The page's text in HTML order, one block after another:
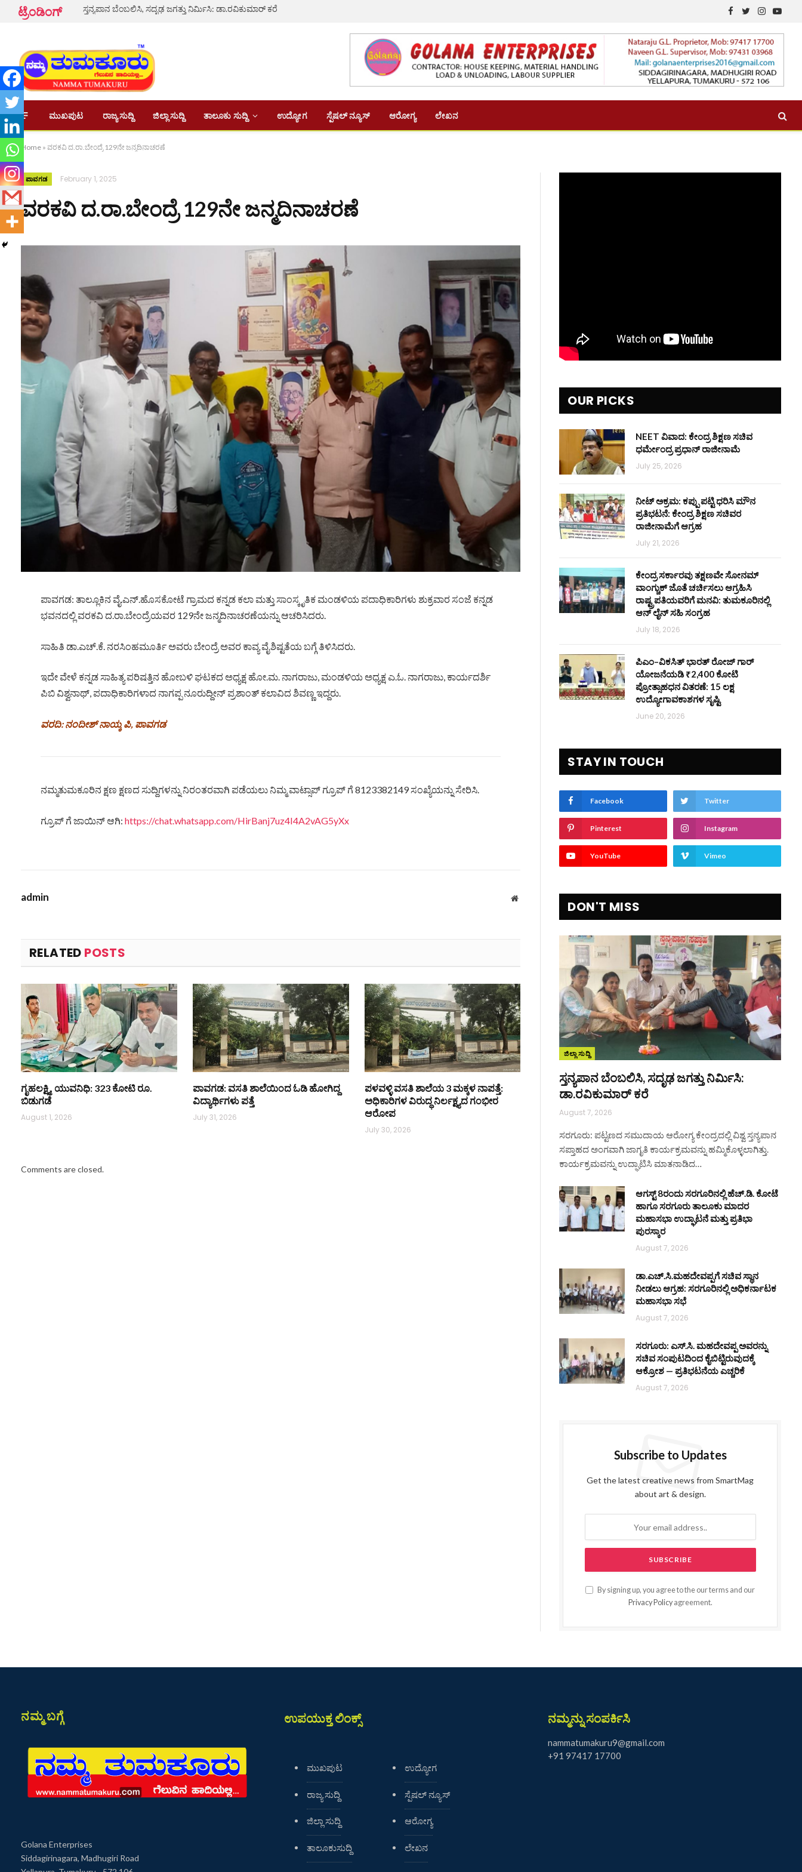
ಟ್ರೆಂಡಿಂಗ್ ಸ್ತನ್ಯಪಾನ ಬೆಂಬಲಿಸಿ, ಸದೃಢ ಜಗತ್ತು ನಿರ್ಮಿಸಿ: ಡಾ.ರವಿಕುಮಾರ್ ಕರೆ
Facebook
TwitterInstagram
ಮುಖಪುಟ ರಾಜ್ಯ ಸುದ್ದಿ ಜಿಲ್ಲಾ ಸುದ್ದಿ ತಾಲೂಕು ಸುದ್ದಿ ಉದ್ಯೋಗ ಸ್ಪೆಷಲ್ ನ್ಯೂಸ್ ಆರೋಗ್ಯ ಲೇಖನ
Home » ವರಕವಿ ದ.ರಾ.ಬೇಂದ್ರೆ 129ನೇ ಜನ್ಮದಿನಾಚರಣೆ
ಪಾವಗಡ February 1, 2025
ವರಕವಿ ದ.ರಾ.ಬೇಂದ್ರೆ 129ನೇ ಜನ್ಮದಿನಾಚರಣೆ
ಪಾವಗಡ: ತಾಲ್ಲೂಕಿನ ವೈ.ಎನ್.ಹೊಸಕೋಟೆ ಗ್ರಾಮದ ಕನ್ನಡ ಕಲಾ ಮತ್ತು ಸಾಂಸ್ಕೃತಿಕ ಮಂಡಳಿಯ ಪದಾಧಿಕಾರಿಗಳು ಶುಕ್ರವಾರ ಸಂಜೆ ಕನ್ನಡ
ಭವನದಲ್ಲಿ ವರಕವಿ ದ.ರಾ.ಬೇಂದ್ರೆಯವರ 129ನೇ ಜನ್ಮದಿನಾಚರಣೆಯನ್ನು ಆಚರಿಸಿದರು.
ಸಾಹಿತಿ ಡಾ.ಎಚ್.ಕೆ. ನರಸಿಂಹಮೂರ್ತಿ ಅವರು ಬೇಂದ್ರೆ ಅವರ ಕಾವ್ಯ ವೈಶಿಷ್ಟತೆಯ ಬಗ್ಗೆ ತಿಳಿಸಿದರು.
ಇದೇ ವೇಳೆ ಕನ್ನಡ ಸಾಹಿತ್ಯ ಪರಿಷತ್ತಿನ ಹೋಬಳಿ ಘಟಕದ ಅಧ್ಯಕ್ಷ ಹೋ.ಮ. ನಾಗರಾಜು, ಮಂಡಳಿಯ ಅಧ್ಯಕ್ಷ ಎ.ಓ. ನಾಗರಾಜು, ಕಾರ್ಯದರ್ಶಿ
ಪಿಬಿ ವಿಶ್ವನಾಥ್, ಪದಾಧಿಕಾರಿಗಳಾದ ನಾಗಪ್ಪ ನೂರುದ್ದೀನ್ ಪ್ರಶಾಂತ್ ಕಲಾವಿದ ಶಿವಣ್ಣ ಇದ್ದರು.
ವರದಿ: ನಂದೀಶ್ ನಾಯ್ಕ ಪಿ, ಪಾವಗಡ
ನಮ್ಮತುಮಕೂರಿನ ಕ್ಷಣ ಕ್ಷಣದ ಸುದ್ದಿಗಳನ್ನು ನಿರಂತರವಾಗಿ ಪಡೆಯಲು ನಿಮ್ಮ ವಾಟ್ಸಾಪ್ ಗ್ರೂಪ್ ಗೆ 8123382149 ಸಂಖ್ಯೆಯನ್ನು ಸೇರಿಸಿ.
ಗ್ರೂಪ್ ಗೆ ಜಾಯಿನ್ ಆಗಿ: https://chat.whatsapp.com/HirBanj7uz4I4A2vAG5yXx
admin Website
RELATED POSTS
ಗೃಹಲಕ್ಷ್ಮಿ, ಯುವನಿಧಿ: 323 ಕೋಟಿ ರೂ.
ಬಿಡುಗಡೆ
August 1, 2026
ಪಾವಗಡ: ವಸತಿ ಶಾಲೆಯಿಂದ ಓಡಿ ಹೋಗಿದ್ದ
ವಿದ್ಯಾರ್ಥಿಗಳು ಪತ್ತೆ
July 31, 2026
ಪಳವಳ್ಳಿ ವಸತಿ ಶಾಲೆಯ 3 ಮಕ್ಕಳ ನಾಪತ್ತೆ:
ಅಧಿಕಾರಿಗಳ ವಿರುದ್ಧ ನಿರ್ಲಕ್ಷ್ಯದ ಗಂಭೀರ
ಆರೋಪ
July 30, 2026
Comments are closed.
OUR PICKS
NEET ವಿವಾದ: ಕೇಂದ್ರ ಶಿಕ್ಷಣ ಸಚಿವ
ಧರ್ಮೇಂದ್ರ ಪ್ರಧಾನ್ ರಾಜೀನಾಮೆ
July 25, 2026
ನೀಟ್ ಅಕ್ರಮ: ಕಪ್ಪು ಪಟ್ಟಿ ಧರಿಸಿ ಮೌನ
ಪ್ರತಿಭಟನೆ: ಕೇಂದ್ರ ಶಿಕ್ಷಣ ಸಚಿವರ
ರಾಜೀನಾಮೆಗೆ ಆಗ್ರಹ
July 21, 2026
ಕೇಂದ್ರ ಸರ್ಕಾರವು ತಕ್ಷಣವೇ ಸೋನಮ್
ವಾಂಗ್ಚುಕ್ ಜೊತೆ ಚರ್ಚಿಸಲು ಆಗ್ರಹಿಸಿ
ರಾಷ್ಟ್ರಪತಿಯವರಿಗೆ ಮನವಿ: ತುಮಕೂರಿನಲ್ಲಿ
ಆನ್‌ ಲೈನ್ ಸಹಿ ಸಂಗ್ರಹ
July 18, 2026
ಪಿಎಂ–ವಿಕಸಿತ್ ಭಾರತ್ ರೋಜ್‌ ಗಾರ್
ಯೋಜನೆಯಡಿ ₹2,400 ಕೋಟಿ
ಪ್ರೋತ್ಸಾಹಧನ ವಿತರಣೆ: 15 ಲಕ್ಷ
ಉದ್ಯೋಗಾವಕಾಶಗಳ ಸೃಷ್ಟಿ
June 20, 2026
STAY IN TOUCH
Facebook Twitter
Pinterest Instagram
YouTube Vimeo
DON'T MISS
ಜಿಲ್ಲಾ ಸುದ್ದಿ
ಸ್ತನ್ಯಪಾನ ಬೆಂಬಲಿಸಿ, ಸದೃಢ ಜಗತ್ತು ನಿರ್ಮಿಸಿ:
ಡಾ.ರವಿಕುಮಾರ್ ಕರೆ
August 7, 2026
ಸರಗೂರು: ಪಟ್ಟಣದ ಸಮುದಾಯ ಆರೋಗ್ಯ ಕೇಂದ್ರದಲ್ಲಿ ವಿಶ್ವ ಸ್ತನ್ಯಪಾನ
ಸಪ್ತಾಹದ ಅಂಗವಾಗಿ ಜಾಗೃತಿ ಕಾರ್ಯಕ್ರಮವನ್ನು ಹಮ್ಮಿಕೊಳ್ಳಲಾಗಿತ್ತು.
ಕಾರ್ಯಕ್ರಮವನ್ನು ಉದ್ಘಾಟಿಸಿ ಮಾತನಾಡಿದ…
ಆಗಸ್ಟ್ 8ರಂದು ಸರಗೂರಿನಲ್ಲಿ ಹೆಚ್.ಡಿ. ಕೋಟೆ
ಹಾಗೂ ಸರಗೂರು ತಾಲೂಕು ಮಾದರ
ಮಹಾಸಭಾ ಉದ್ಘಾಟನೆ ಮತ್ತು ಪ್ರತಿಭಾ
ಪುರಸ್ಕಾರ
August 7, 2026
ಡಾ.ಎಚ್.ಸಿ.ಮಹದೇವಪ್ಪಗೆ ಸಚಿವ ಸ್ಥಾನ
ನೀಡಲು ಆಗ್ರಹ: ಸರಗೂರಿನಲ್ಲಿ ಅಧಿಕರ್ನಾಟಕ
ಮಹಾಸಭಾ ಸಭೆ
August 7, 2026
ಸರಗೂರು: ಎಸ್.ಸಿ. ಮಹದೇವಪ್ಪ ಅವರನ್ನು
ಸಚಿವ ಸಂಪುಟದಿಂದ ಕೈಬಿಟ್ಟಿರುವುದಕ್ಕೆ
ಆಕ್ರೋಶ — ಪ್ರತಿಭಟನೆಯ ಎಚ್ಚರಿಕೆ
August 7, 2026
Subscribe to Updates
Get the latest creative news from SmartMag
about art & design.
By signing up, you agree to the our terms and our
Privacy Policyagreement.
ನಮ್ಮ ಬಗ್ಗೆ
Golana Enterprises
Siddagirinagara, Madhugiri Road
ಉಪಯುಕ್ತ ಲಿಂಕ್ಸ್
ಮುಖಪುಟ
ರಾಜ್ಯ ಸುದ್ದಿ
ಜಿಲ್ಲಾ ಸುದ್ದಿ
ತಾಲೂಕುಸುದ್ದಿ
ಉದ್ಯೋಗ
ಸ್ಪೆಷಲ್ ನ್ಯೂಸ್
ಆರೋಗ್ಯ
ಲೇಖನ
ನಮ್ಮನ್ನು ಸಂಪರ್ಕಿಸಿ
nammatumakuru9@gmail.com
+91 97417 17700